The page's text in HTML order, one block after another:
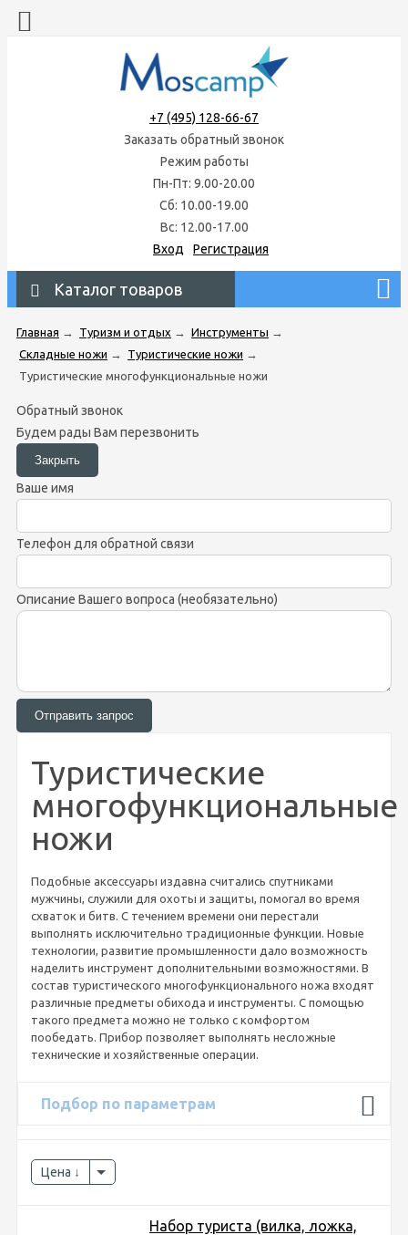
+7 (495) 128-66-67
Заказать обратный звонок
Режим работы
Пн-Пт: 9.00-20.00
Сб: 10.00-19.00
Вс: 12.00-17.00
Вход
Регистрация
Каталог товаров
Главная → Туризм и отдых → Инструменты →
Складные ножи → Туристические ножи →
Туристические многофункциональные ножи
Обратный звонок
Будем рады Вам перезвонить
Ваше имя
Телефон для обратной связи
Описание Вашего вопроса (необязательно)
Туристические
многофункциональные
ножи
Подобные аксессуары издавна считались спутниками
мужчины, служили для охоты и защиты, помогал во время
схваток и битв. С течением времени они перестали
выполнять исключительно традиционные функции. Новые
технологии, развитие промышленности дало возможность
наделить инструмент дополнительными возможностями. В
состав туристического многофункционального ножа входят
различные предметы обихода и инструменты. С помощью
такого предмета можно не только с комфортом
пообедать. Прибор позволяет выполнять несложные
технические и хозяйственные операции.
Подбор по параметрам
Цена
Набор туриста (вилка, ложка,